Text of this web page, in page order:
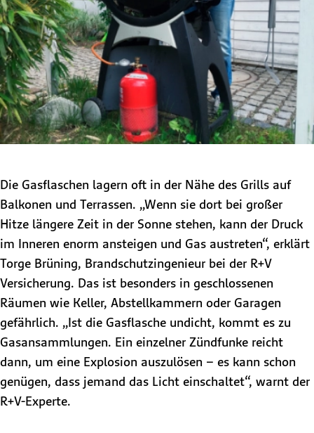
Die Gasflaschen lagern oft in der Nähe des Grills auf
Balkonen und Terrassen. „Wenn sie dort bei großer
Hitze längere Zeit in der Sonne stehen, kann der Druck
im Inneren enorm ansteigen und Gas austreten“, erklärt
Torge Brüning, Brandschutzingenieur bei der R+V
Versicherung. Das ist besonders in geschlossenen
Räumen wie Keller, Abstellkammern oder Garagen
gefährlich. „Ist die Gasflasche undicht, kommt es zu
Gasansammlungen. Ein einzelner Zündfunke reicht
dann, um eine Explosion auszulösen – es kann schon
genügen, dass jemand das Licht einschaltet“, warnt der
R+V-Experte.